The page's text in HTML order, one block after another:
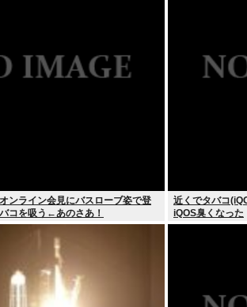
ンライン会見にバスローブ姿で登
コを吸う←あのさあ！
近くでタバコ
iQOS臭くなった